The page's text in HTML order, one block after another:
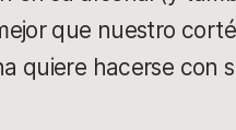
que nuestro
quiere hacerse con